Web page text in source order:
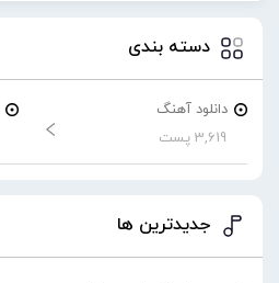
دسته بندی
دانلود آهنگ
3,619 پست
جدیدترین ها